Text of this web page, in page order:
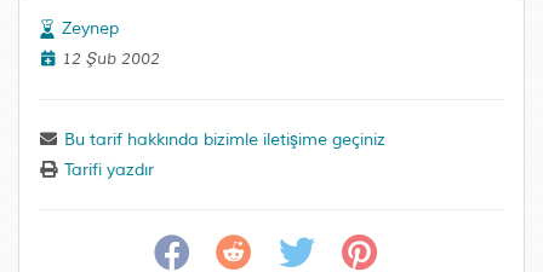
Zeynep
12 Şub 2002
Bu tarif hakkında bizimle iletişime geçiniz
Tarifi yazdır